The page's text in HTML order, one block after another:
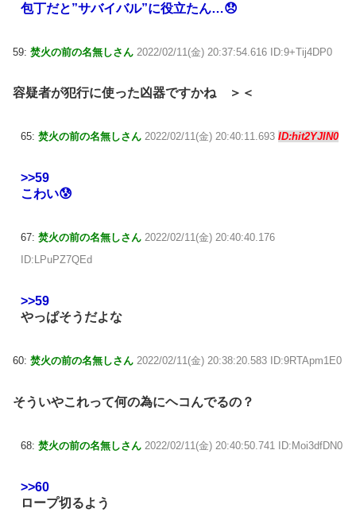
包丁だと”サバイバル”に役立たん…😞
59: 焚火の前の名無しさん 2022/02/11(金) 20:37:54.616 ID:9+Tij4DP0
容疑者が犯行に使った凶器ですかね ＞＜
65: 焚火の前の名無しさん 2022/02/11(金) 20:40:11.693 ID:hit2YJIN0
>>59
こわい😰
67: 焚火の前の名無しさん 2022/02/11(金) 20:40:40.176
ID:LPuPZ7QEd
>>59
やっぱそうだよな
60: 焚火の前の名無しさん 2022/02/11(金) 20:38:20.583 ID:9RTApm1E0
そういやこれって何の為にヘコんでるの？
68: 焚火の前の名無しさん 2022/02/11(金) 20:40:50.741 ID:Moi3dfDN0
>>60
ロープ切るよう